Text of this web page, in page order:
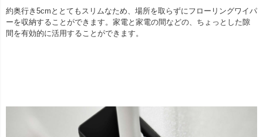
約奥行き5cmととてもスリムなため、場所を取らずにフローリングワイパ
ーを収納することができます。家電と家電の間などの、ちょっとした隙
間を有効的に活用することができます。